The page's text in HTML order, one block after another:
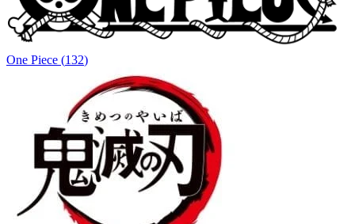
One Piece (132)